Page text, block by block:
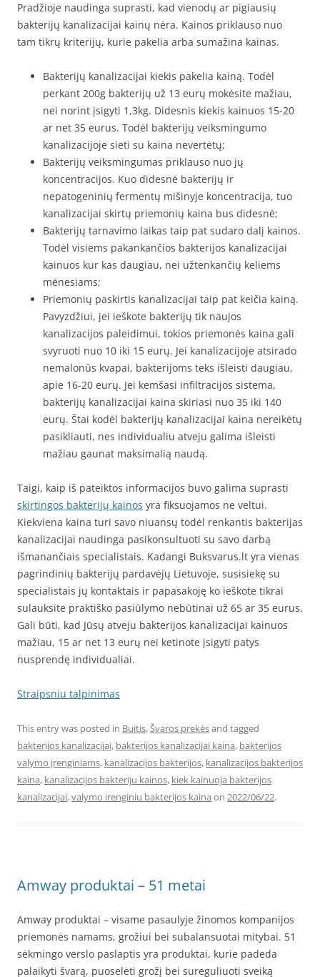
Pradžioje naudinga suprasti, kad vienodų ar pigiausių
bakterijų kanalizacijai kainų nėra. Kainos priklauso nuo
tam tikrų kriterijų, kurie pakelia arba sumažina kainas.
Bakterijų kanalizacijai kiekis pakelia kainą. Todėl
perkant 200g bakterijų už 13 eurų mokėsite mažiau,
nei norint įsigyti 1,3kg. Didesnis kiekis kainuos 15-20
ar net 35 eurus. Todėl bakterijų veiksmingumo
kanalizacijoje sieti su kaina nevertėtų;
Bakterijų veiksmingumas priklauso nuo jų
koncentracijos. Kuo didesnė bakterijų ir
nepatogeninių fermentų mišinyje koncentracija, tuo
kanalizacijai skirtų priemonių kaina bus didesnė;
Bakterijų tarnavimo laikas taip pat sudaro dalį kainos.
Todėl visiems pakankančios bakterijos kanalizacijai
kainuos kur kas daugiau, nei užtenkančių keliems
mėnesiams;
Priemonių paskirtis kanalizacijai taip pat keičia kainą.
Pavyzdžiui, jei ieškote bakterijų tik naujos
kanalizacijos paleidimui, tokios priemonės kaina gali
svyruoti nuo 10 iki 15 eurų. Jei kanalizacijoje atsirado
nemalonūs kvapai, bakterijoms teks išleisti daugiau,
apie 16-20 eurų. Jei kemšasi infiltracijos sistema,
bakterijų kanalizacijai kaina skiriasi nuo 35 iki 140
eurų. Štai kodėl bakterijų kanalizacijai kaina nereikėtų
pasikliauti, nes individualiu atveju galima išleisti
mažiau gaunat maksimalią naudą.
Taigi, kaip iš pateiktos informacijos buvo galima suprasti
skirtingos bakterijų kainos yra fiksuojamos ne veltui.
Kiekviena kaina turi savo niuansų todėl renkantis bakterijas
kanalizacijai naudinga pasikonsultuoti su savo darbą
išmanančiais specialistais. Kadangi Buksvarus.lt yra vienas
pagrindinių bakterijų pardavėjų Lietuvoje, susisiekę su
specialistais jų kontaktais ir papasakoję ko ieškote tikrai
sulauksite praktiško pasiūlymo nebūtinai už 65 ar 35 eurus.
Gali būti, kad Jūsų atveju bakterijos kanalizacijai kainuos
mažiau, 15 ar net 13 eurų nei ketinote įsigyti patys
nusprendę individualiai.
Straipsniu talpinimas
This entry was posted in Buitis,Švaros prekėsand tagged
bakterijos kanalizacijai, bakterijos kanalizacijai kaina, bakterijos
valymo įrenginiams, kanalizacijos bakterijos, kanalizacijos bakterijos
kaina, kanalizacijos bakteriju kainos, kiek kainuoja bakterijos
kanalizacijai,valymo irenginiu bakterijos kaina on 2022/06/22.
Amway produktai – 51 metai
Amway produktai – visame pasaulyje žinomos kompanijos
priemonės namams, grožiui bei subalansuotai mitybai. 51
sėkmingo verslo paslaptis yra produktai, kurie padeda
palaikyti švarą, puoselėti grožį bei sureguliuoti sveiką